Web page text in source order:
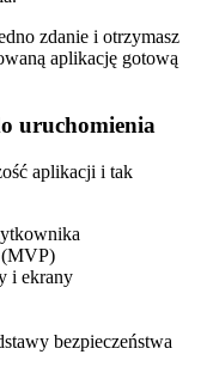
zdanie i otrzymasz
aplikację gotową
uruchomienia
aplikacji i tak
(MVP)
i ekrany
bezpieczeństwa